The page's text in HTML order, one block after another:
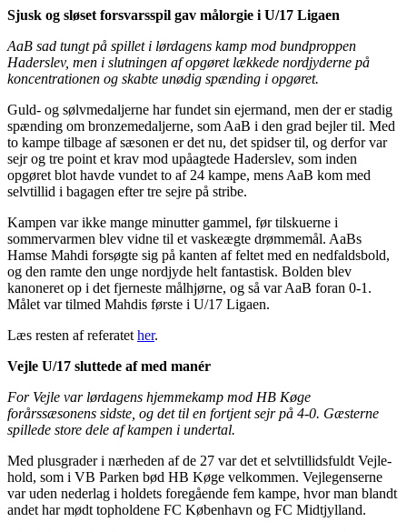
Sjusk og sløset forsvarsspil gav målorgie i U/17 Ligaen
AaB sad tungt på spillet i lørdagens kamp mod bundproppen
Haderslev, men i slutningen af opgøret lækkede nordjyderne på
koncentrationen og skabte unødig spænding i opgøret.
Guld- og sølvmedaljerne har fundet sin ejermand, men der er stadig
spænding om bronzemedaljerne, som AaB i den grad bejler til. Med
to kampe tilbage af sæsonen er det nu, det spidser til, og derfor var
sejr og tre point et krav mod upåagtede Haderslev, som inden
opgøret blot havde vundet to af 24 kampe, mens AaB kom med
selvtillid i bagagen efter tre sejre på stribe.
Kampen var ikke mange minutter gammel, før tilskuerne i
sommervarmen blev vidne til et vaskeægte drømmemål. AaBs
Hamse Mahdi forsøgte sig på kanten af feltet med en nedfaldsbold,
og den ramte den unge nordjyde helt fantastisk. Bolden blev
kanoneret op i det fjerneste målhjørne, og så var AaB foran 0-1.
Målet var tilmed Mahdis første i U/17 Ligaen.
Læs resten af referatet her.
Vejle U/17 sluttede af med manér
For Vejle var lørdagens hjemmekamp mod HB Køge
forårssæsonens sidste, og det til en fortjent sejr på 4-0. Gæsterne
spillede store dele af kampen i undertal.
Med plusgrader i nærheden af de 27 var det et selvtillidsfuldt Vejle-
hold, som i VB Parken bød HB Køge velkommen. Vejlegenserne
var uden nederlag i holdets foregående fem kampe, hvor man blandt
andet har mødt topholdene FC København og FC Midtjylland.